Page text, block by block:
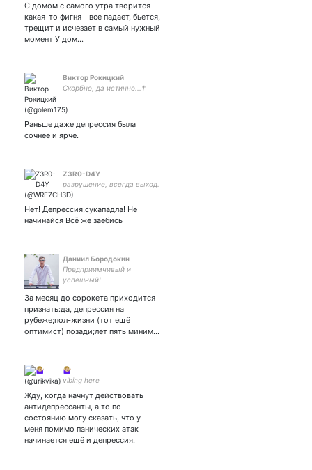
под контроля и с тех пор
ты тупой как этот лист а я
поэт и декабрист
С домом с самого утра творится
какая-то фигня - все падает, бьется,
трещит и исчезает в самый нужный
момент У дом…
Виктор Рокицкий
Скорбно, да истинно...†
Раньше даже депрессия была
сочнее и ярче.
Z3R0-D4Y
разрушение, всегда выход.
Нет! Депрессия,сукападла! Не
начинайся Всё же заебись
Даниил Бородокин
Предприимчивый и
успешный!
За месяц до сорокета приходится
признать:да, депрессия на
рубеже;пол-жизни (тот ещё
оптимист) позади;лет пять миним…
🤷🏼‍♀️
vibing here
Жду, когда начнут действовать
антидепрессанты, а то по
состоянию могу сказать, что у
меня помимо панических атак
начинается ещё и депрессия.